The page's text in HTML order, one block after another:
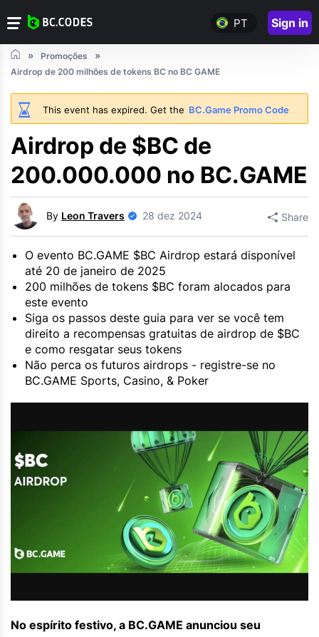
PT Sign in
Promoções
Airdrop de 200 milhões de tokens BC no BC GAME
This event has expired. Get the BC.Game Promo Code
Airdrop de $BC de
200.000.000 no BC.GAME
By Leon Travers 28 dez 2024 Share
O evento BC.GAME $BC Airdrop estará disponível
até 20 de janeiro de 2025
200 milhões de tokens $BC foram alocados para
este evento
Siga os passos deste guia para ver se você tem
direito a recompensas gratuitas de airdrop de $BC
e como resgatar seus tokens
Não perca os futuros airdrops - registre-se no
BC.GAME Sports, Casino, & Poker
No espírito festivo, a BC.GAME anunciou seu